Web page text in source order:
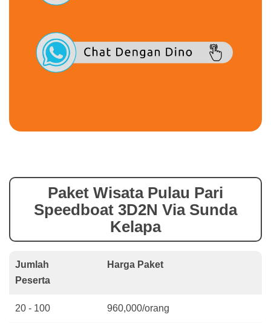
Paket Wisata Pulau Pari
Speedboat 3D2N Via Sunda
Kelapa
Jumlah
Peserta
Harga Paket
20 - 100 960,000/orang